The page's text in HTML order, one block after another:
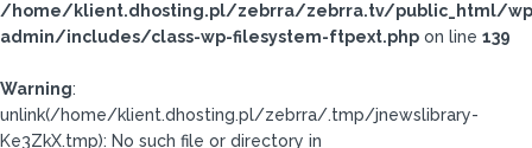
/home/klient.dhosting.pl/zebrra/zebrra.tv/public_html/
admin/includes/class-wp-filesystem-ftpext.php on line 139
Warning:
unlink(/home/klient.dhosting.pl/zebrra/.tmp/jnewslibrary-
Ke3ZkX.tmp): No such file or directory in